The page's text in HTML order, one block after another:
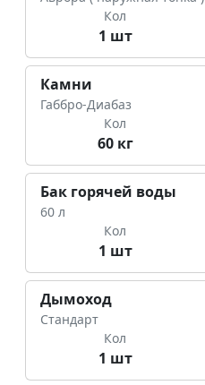
Кол
1 шт
Камни
Габбро-Диабаз
Кол
60 кг
Бак горячей воды
60 л
Кол
1 шт
Дымоход
Стандарт
Кол
1 шт